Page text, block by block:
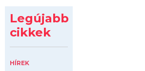
Legújabb
cikkek
HÍREK